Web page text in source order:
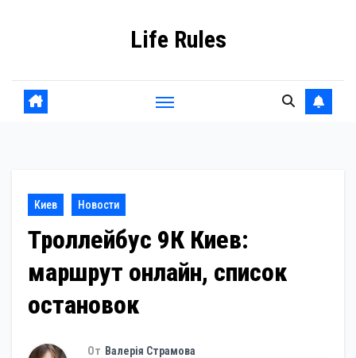
Life Rules
Киев Новости
Троллейбус 9К Киев:
маршрут онлайн, список
остановок
От Валерія Страмова